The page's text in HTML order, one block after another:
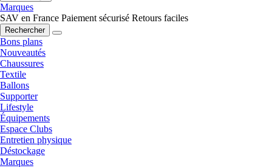
Marques
SAV en France Paiement sécurisé Retours faciles
Rechercher
Bons plans
Nouveautés
Chaussures
Textile
Ballons
Supporter
Lifestyle
Équipements
Espace Clubs
Entretien physique
Déstockage
Marques